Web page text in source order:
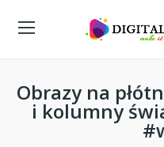
Obrazy na
i kolumny